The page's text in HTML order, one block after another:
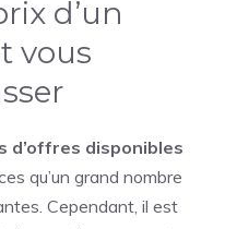
d’un
vous
d’offres disponibles
qu’un grand nombre
Cependant, il est